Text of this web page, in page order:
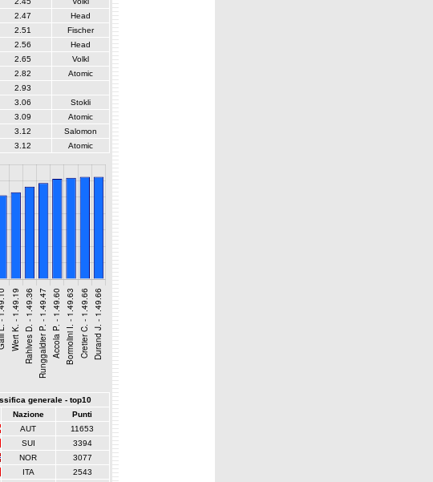
2.47
Head
2.51
Fischer
2.56
Head
2.65
Volkl
2.82
Atomic
2.93
3.06
Stokli
3.09
Atomic
3.12
Salomon
3.12 Atomic
generale - top10
Nazione
Punti
AUT
11653
SUI
3394
NOR
3077
ITA 2543